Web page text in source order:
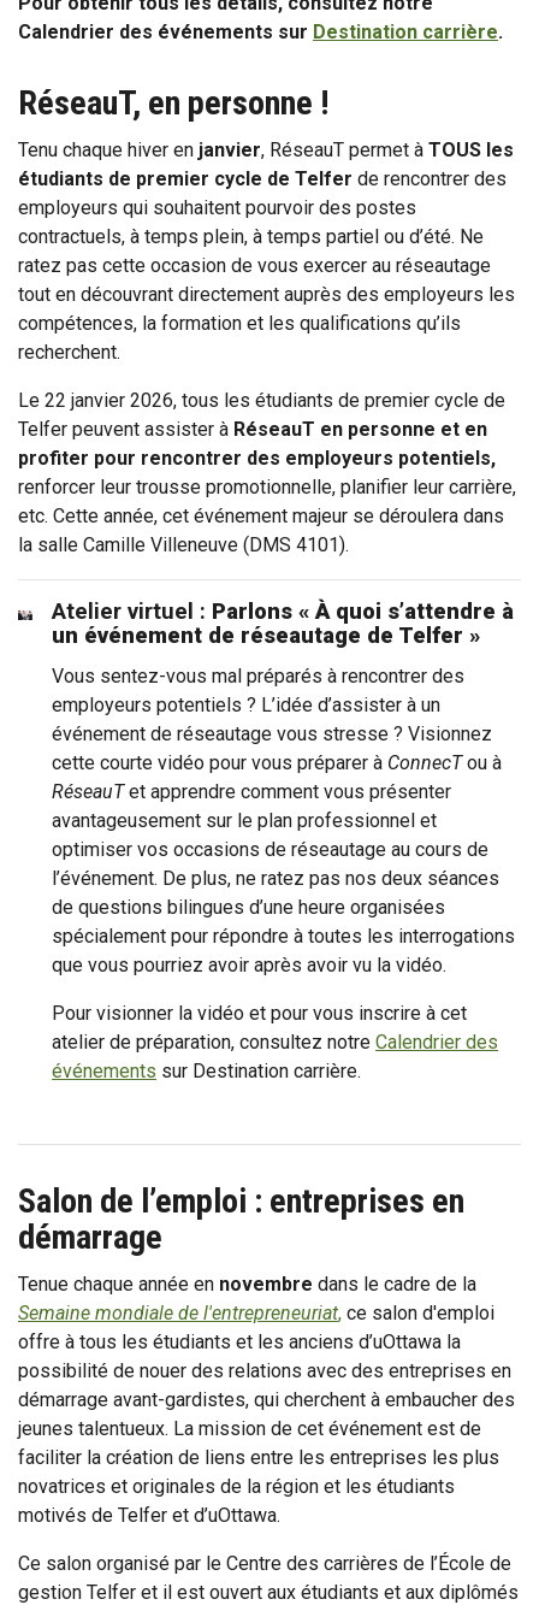
Calendrier des événements sur Destination carrière.
RéseauT, en personne !
Tenu chaque hiver en janvier, RéseauT permet à TOUS les
étudiants de premier cycle de Telfer de rencontrer des
employeurs qui souhaitent pourvoir des postes
contractuels, à temps plein, à temps partiel ou d’été. Ne
ratez pas cette occasion de vous exercer au réseautage
tout en découvrant directement auprès des employeurs les
compétences, la formation et les qualifications qu’ils
recherchent.
Le 22 janvier 2026, tous les étudiants de premier cycle de
Telfer peuvent assister à RéseauT en personne et en
profiter pour rencontrer des employeurs potentiels,
renforcer leur trousse promotionnelle, planifier leur carrière,
etc. Cette année, cet événement majeur se déroulera dans
la salle Camille Villeneuve (DMS 4101).
Atelier virtuel : Parlons « À quoi s’attendre à
un événement de réseautage de Telfer »
Vous sentez-vous mal préparés à rencontrer des
employeurs potentiels ? L’idée d’assister à un
événement de réseautage vous stresse ? Visionnez
cette courte vidéo pour vous préparer à ConnecTou à
RéseauTet apprendre comment vous présenter
avantageusement sur le plan professionnel et
optimiser vos occasions de réseautage au cours de
l’événement. De plus, ne ratez pas nos deux séances
de questions bilingues d’une heure organisées
spécialement pour répondre à toutes les interrogations
que vous pourriez avoir après avoir vu la vidéo.
Pour visionner la vidéo et pour vous inscrire à cet
atelier de préparation, consultez notreCalendrier des
événements sur Destination carrière.
Salon de l’emploi : entreprises en
démarrage
Tenue chaque année en novembre dans le cadre de la
Semaine mondiale de l'entrepreneuriat, ce salon d'emploi
offre à tous les étudiants et les anciens d’uOttawa la
possibilité de nouer des relations avec des entreprises en
démarrage avant-gardistes, qui cherchent à embaucher des
jeunes talentueux. La mission de cet événement est de
faciliter la création de liens entre les entreprises les plus
novatrices et originales de la région et les étudiants
motivés de Telfer et d’uOttawa.
Ce salon organisé par le Centre des carrières de l’École de
gestion Telfer et il est ouvert aux étudiants et aux diplômés